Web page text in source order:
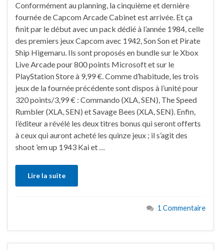
Conformément au planning, la cinquième et dernière
fournée de Capcom Arcade Cabinet est arrivée. Et ça
finit par le début avec un pack dédié à l’année 1984, celle
des premiers jeux Capcom avec 1942, Son Son et Pirate
Ship Higemaru. Ils sont proposés en bundle sur le Xbox
Live Arcade pour 800 points Microsoft et sur le
PlayStation Store à 9,99 €. Comme d’habitude, les trois
jeux de la fournée précédente sont dispos à l’unité pour
320 points/3,99 € : Commando (XLA, SEN), The Speed
Rumbler (XLA, SEN) et Savage Bees (XLA, SEN). Enfin,
l’éditeur a révélé les deux titres bonus qui seront offerts
à ceux qui auront acheté les quinze jeux ; il s’agit des
shoot ’em up 1943 Kai et …
Lire la suite
1 Commentaire